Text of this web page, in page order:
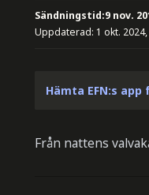
Sändningstid:9 nov.
Uppdaterad: 1 okt.
Hämta EFN:s app
Från nattens